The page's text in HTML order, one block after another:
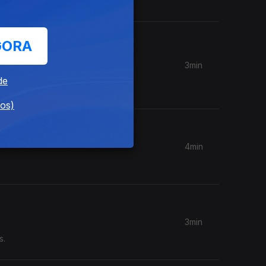
3min
4min
3min